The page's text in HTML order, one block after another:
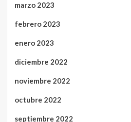
marzo 2023
febrero 2023
enero 2023
diciembre 2022
noviembre 2022
octubre 2022
septiembre 2022